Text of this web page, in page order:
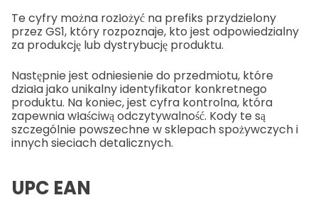
Te cyfry można rozłożyć na prefiks przydzielony
przez GS1, który rozpoznaje, kto jest odpowiedzialny
za produkcję lub dystrybucję produktu.
Następnie jest odniesienie do przedmiotu, które
działa jako unikalny identyfikator konkretnego
produktu. Na koniec, jest cyfra kontrolna, która
zapewnia właściwą odczytywalność. Kody te są
szczególnie powszechne w sklepach spożywczych i
innych sieciach detalicznych.
UPC EAN